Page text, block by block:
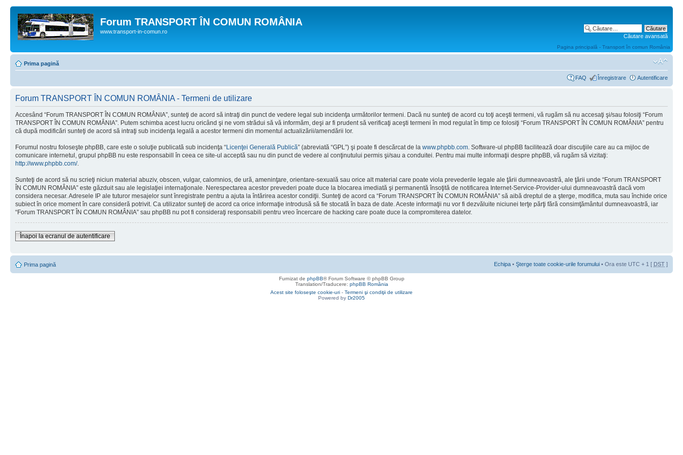
Forum TRANSPORT ÎN COMUN ROMÂNIA
www.transport-in-comun.ro
Căutare avansată
Pagina principală - Transport în comun România
Prima pagină
FAQ Înregistrare Autentificare
Forum TRANSPORT ÎN COMUN ROMÂNIA - Termeni de utilizare
Accesând “Forum TRANSPORT ÎN COMUN ROMÂNIA”, sunteţi de acord să intraţi din punct de vedere legal sub incidenţa următorilor termeni. Dacă nu sunteţi de acord cu toţi aceşti termeni, vă rugăm să nu accesaţi şi/sau folosiţi “Forum
TRANSPORT ÎN COMUN ROMÂNIA”. Putem schimba acest lucru oricând şi ne vom strădui să vă informăm, deşi ar fi prudent să verificaţi aceşti termeni în mod regulat în timp ce folosiţi “Forum TRANSPORT ÎN COMUN ROMÂNIA” pentru
că după modificări sunteţi de acord să intraţi sub incidenţa legală a acestor termeni din momentul actualizării/amendării lor.
Forumul nostru foloseşte phpBB, care este o soluţie publicată sub incidenţa “Licenţei Generală Publică” (abreviată “GPL”) şi poate fi descărcat de la www.phpbb.com. Software-ul phpBB facilitează doar discuţiile care au ca mijloc de
comunicare internetul, grupul phpBB nu este responsabill în ceea ce site-ul acceptă sau nu din punct de vedere al conţinutului permis şi/sau a conduitei. Pentru mai multe informaţii despre phpBB, vă rugăm să vizitaţi:
http://www.phpbb.com/.
Sunteţi de acord să nu scrieţi niciun material abuziv, obscen, vulgar, calomnios, de ură, ameninţare, orientare-sexuală sau orice alt material care poate viola prevederile legale ale ţării dumneavoastră, ale ţării unde “Forum TRANSPORT
ÎN COMUN ROMÂNIA” este găzduit sau ale legislaţiei internaţionale. Nerespectarea acestor prevederi poate duce la blocarea imediată şi permanentă însoţită de notificarea Internet-Service-Provider-ului dumneavoastră dacă vom
considera necesar. Adresele IP ale tuturor mesajelor sunt înregistrate pentru a ajuta la întărirea acestor condiţii. Sunteţi de acord ca “Forum TRANSPORT ÎN COMUN ROMÂNIA” să aibă dreptul de a şterge, modifica, muta sau închide orice
subiect în orice moment în care consideră potrivit. Ca utilizator sunteţi de acord ca orice informaţie introdusă să fie stocată în baza de date. Aceste informaţii nu vor fi dezvăluite niciunei terţe părţi fără consimţământul dumneavoastră, iar
“Forum TRANSPORT ÎN COMUN ROMÂNIA” sau phpBB nu pot fi consideraţi responsabili pentru vreo încercare de hacking care poate duce la compromiterea datelor.
Înapoi la ecranul de autentificare
Prima pagină Echipa • Şterge toate cookie-urile forumului • Ora este UTC + 1 [ DST ]
Furnizat de phpBB® Forum Software © phpBB Group
Translation/Traducere: phpBB România
Acest site foloseşte cookie-uri - Termeni şi condiţii de utilizare
Powered by Dr2005